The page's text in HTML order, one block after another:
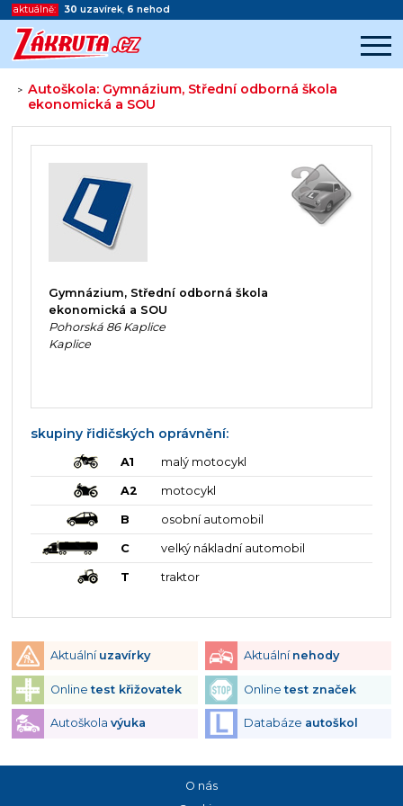
aktuálně: 30 uzavírek, 6 nehod
>Autoškola: Gymnázium, Střední odborná škola
ekonomická a SOU
Začátek reklamy
Konec reklamy
Gymnázium, Střední odborná škola
ekonomická a SOU
Pohorská 86 Kaplice
Kaplice
skupiny řidičských oprávnění:
A1 malý motocykl
A2 motocykl
B osobní automobil
C velký nákladní automobil
T traktor
Aktuální uzavírky Aktuální nehody
Onlinetest křižovatek Onlinetest značek
Autoškola výuka Databáze autoškol
O nás